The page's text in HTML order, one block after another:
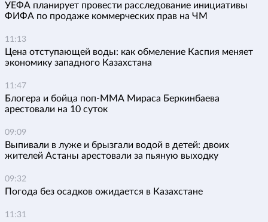
УЕФА планирует провести расследование инициативы
ФИФА по продаже коммерческих прав на ЧМ
11:13
Цена отступающей воды: как обмеление Каспия меняет
экономику западного Казахстана
11:47
Блогера и бойца поп-ММА Мираса Беркинбаева
арестовали на 10 суток
09:09
Выпивали в луже и брызгали водой в детей: двоих
жителей Астаны арестовали за пьяную выходку
09:32
Погода без осадков ожидается в Казахстане
11:31